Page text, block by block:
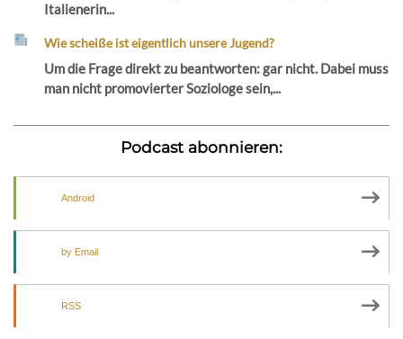
Italienerin...
Wie scheiße ist eigentlich unsere Jugend?
Um die Frage direkt zu beantworten: gar nicht. Dabei muss
man nicht promovierter Soziologe sein,...
Podcast abonnieren:
Android
by Email
RSS